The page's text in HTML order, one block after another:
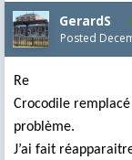
GerardS
Posted
Re
Crocodile
problème.
J’ai fait